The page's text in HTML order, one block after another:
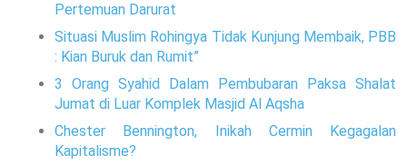
Pertemuan Darurat
Situasi Muslim Rohingya Tidak Kunjung Membaik, PBB
: Kian Buruk dan Rumit”
3 Orang Syahid Dalam Pembubaran Paksa Shalat
Jumat di Luar Komplek Masjid Al Aqsha
Chester Bennington, Inikah Cermin Kegagalan
Kapitalisme?